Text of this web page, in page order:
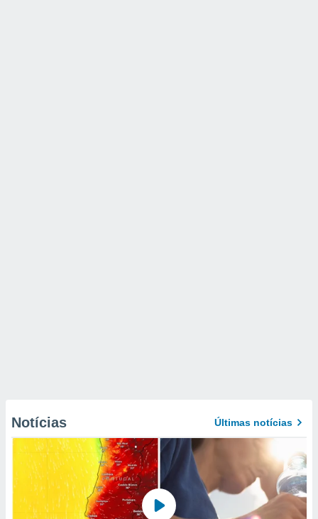
Notícias Últimas notícias